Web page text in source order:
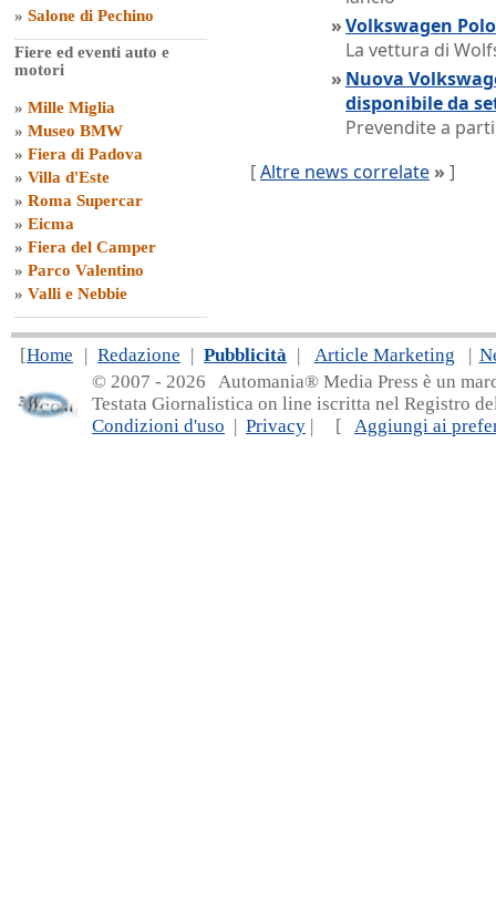
» Salone di Pechino
Fiere ed eventi auto e
motori
» Mille Miglia
» Museo BMW
» Fiera di Padova
» Villa d'Este
» Roma Supercar
» Eicma
» Fiera del Camper
» Parco Valentino
» Valli e Nebbie
»Volkswagen
La vettura di
» Nuova
disponibile da
Prevendite a
[Altre news correlate » ]
[Home | Redazione | Pubblicità | Article Marketing |
© 2007 - 2026 Automania® Media Press è un
Testata Giornalistica on line iscritta nel Registro
Condizioni d'uso | Privacy | [ Aggiungi ai